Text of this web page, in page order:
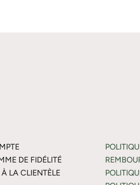
DE FIDÉLITÉ
LA CLIENTÈLE